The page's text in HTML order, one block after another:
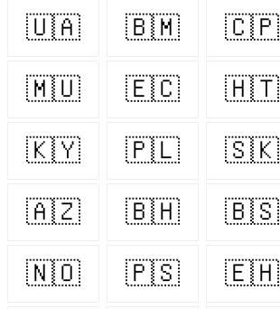
🇺🇦 🇧🇲 🇨🇵
🇲🇺 🇪🇨 🇭🇹
🇰🇾 🇵🇱 🇸🇰
🇦🇿 🇧🇭 🇧🇸
🇳🇴 🇵🇸 🇪🇭